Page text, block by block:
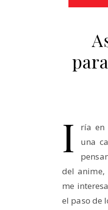
I
ría en
una
del
me
el paso de